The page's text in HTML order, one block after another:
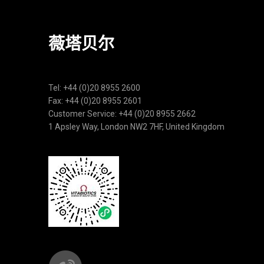
薇塔贝尔
Tel: +44 (0)20 8955 2600
Fax: +44 (0)20 8955 2601
Customer Service: +44 (0)20 8955 2662
1 Apsley Way, London NW2 7HF, United Kingdom